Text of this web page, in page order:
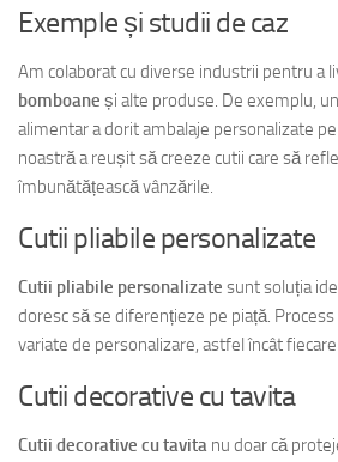
Exemple și studii de caz
Am colaborat cu diverse industrii pentru a
bomboane și alte produse. De exemplu,
alimentar a dorit ambalaje personalizate
noastră a reușit să creeze cutii care să
îmbunătățească vânzările.
Cutii pliabile personalizate
Cutii pliabile personalizate sunt soluția
doresc să se diferențieze pe piață.
variate de personalizare, astfel încât
Cutii decorative cu tavita
Cutii decorative cu tavita nu doar că